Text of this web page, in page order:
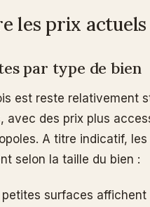
les prix actuels
par type de bien
est reste relativement
avec des prix plus
A titre indicatif, les
selon la taille du bien :
surfaces affichent